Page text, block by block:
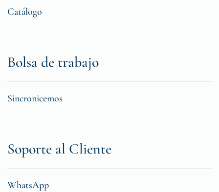
Catálogo
Bolsa de trabajo
Sincronicemos
Soporte al Cliente
WhatsApp